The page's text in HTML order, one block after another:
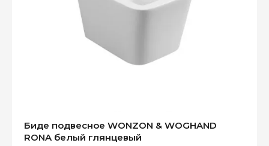
Биде подвесное WONZON & WOGHAND
RONA белый глянцевый